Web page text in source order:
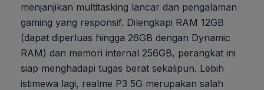
menjanjikan multitasking lancar dan pengalaman
gaming yang responsif. Dilengkapi RAM 12GB
(dapat diperluas hingga 26GB dengan Dynamic
RAM) dan memori internal 256GB, perangkat ini
siap menghadapi tugas berat sekalipun. Lebih
istimewa lagi, realme P3 5G merupakan salah